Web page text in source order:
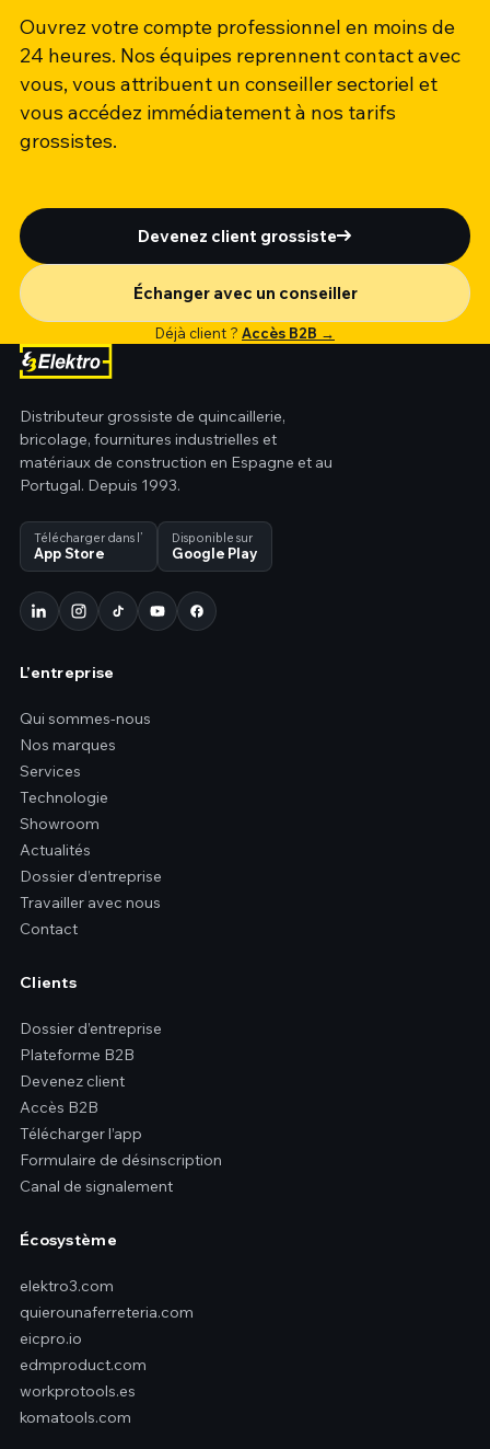
Ouvrez votre compte professionnel en moins de
24 heures. Nos équipes reprennent contact avec
vous, vous attribuent un conseiller sectoriel et
vous accédez immédiatement à nos tarifs
grossistes.
Devenez client grossiste
Échanger avec un conseiller
Déjà client ? Accès B2B →
Distributeur grossiste de quincaillerie,
bricolage, fournitures industrielles et
matériaux de construction en Espagne et au
Portugal. Depuis 1993.
Télécharger dans l’
App Store
Disponible sur
Google Play
L’entreprise
Qui sommes-nous
Nos marques
Services
Technologie
Showroom
Actualités
Dossier d’entreprise
Travailler avec nous
Contact
Clients
Dossier d’entreprise
Plateforme B2B
Devenez client
Accès B2B
Télécharger l’app
Formulaire de désinscription
Canal de signalement
Écosystème
elektro3.com
quierounaferreteria.com
eicpro.io
edmproduct.com
workprotools.es
komatools.com